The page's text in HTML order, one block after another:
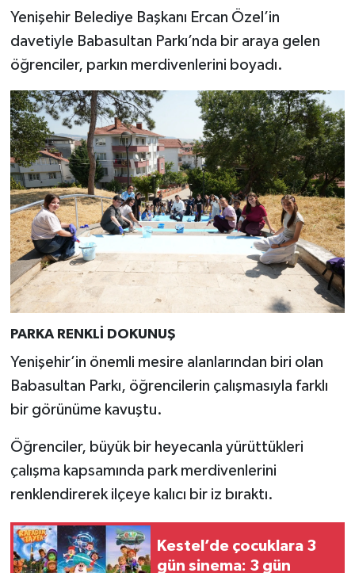
Yenişehir Belediye Başkanı Ercan Özel’in
davetiyle Babasultan Parkı’nda bir araya gelen
öğrenciler, parkın merdivenlerini boyadı.
PARKA RENKLİ DOKUNUŞ
Yenişehir’in önemli mesire alanlarından biri olan
Babasultan Parkı, öğrencilerin çalışmasıyla farklı
bir görünüme kavuştu.
Öğrenciler, büyük bir heyecanla yürüttükleri
çalışma kapsamında park merdivenlerini
renklendirerek ilçeye kalıcı bir iz bıraktı.
Kestel’de çocuklara 3
gün sinema: 3 gün